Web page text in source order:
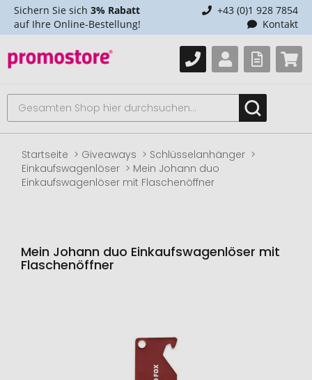
Sichern Sie sich 3% Rabatt
auf Ihre Online-Bestellung!
+43 (0)1 928 7854
Kontakt
Startseite Giveaways
Schlüsselanhänger
Einkaufswagenlöser
Mein Johann duo
Einkaufswagenlöser mit Flaschenöffner
Mein Johann duo Einkaufswagenlöser mit
Flaschenöffner